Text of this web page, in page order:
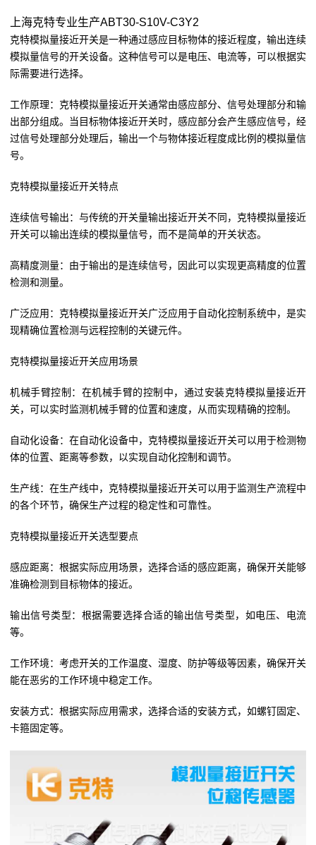
上海克特专业生产ABT30-S10V-C3Y2
克特模拟量接近开关是一种通过感应目标物体的接近程度，输出连续
模拟量信号的开关设备。这种信号可以是电压、电流等，可以根据实
际需要进行选择。
工作原理：克特模拟量接近开关通常由感应部分、信号处理部分和输
出部分组成。当目标物体接近开关时，感应部分会产生感应信号，经
过信号处理部分处理后，输出一个与物体接近程度成比例的模拟量信
号。
克特模拟量接近开关特点
连续信号输出：与传统的开关量输出接近开关不同，克特模拟量接近
开关可以输出连续的模拟量信号，而不是简单的开关状态。
高精度测量：由于输出的是连续信号，因此可以实现更高精度的位置
检测和测量。
广泛应用：克特模拟量接近开关广泛应用于自动化控制系统中，是实
现精确位置检测与远程控制的关键元件。
克特模拟量接近开关应用场景
机械手臂控制：在机械手臂的控制中，通过安装克特模拟量接近开
关，可以实时监测机械手臂的位置和速度，从而实现精确的控制。
自动化设备：在自动化设备中，克特模拟量接近开关可以用于检测物
体的位置、距离等参数，以实现自动化控制和调节。
生产线：在生产线中，克特模拟量接近开关可以用于监测生产流程中
的各个环节，确保生产过程的稳定性和可靠性。
克特模拟量接近开关选型要点
感应距离：根据实际应用场景，选择合适的感应距离，确保开关能够
准确检测到目标物体的接近。
输出信号类型：根据需要选择合适的输出信号类型，如电压、电流
等。
工作环境：考虑开关的工作温度、湿度、防护等级等因素，确保开关
能在恶劣的工作环境中稳定工作。
安装方式：根据实际应用需求，选择合适的安装方式，如螺钉固定、
卡箍固定等。